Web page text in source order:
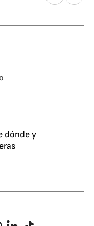
dónde y
LinkedIn
TikTok